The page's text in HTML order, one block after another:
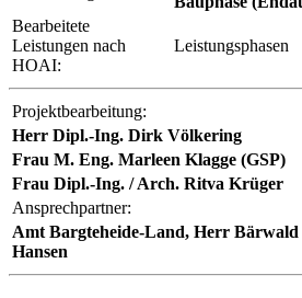
Bearbeitete
Leistungen nach
HOAI:
Leistungsphasen
Projektbearbeitung:
Herr Dipl.-Ing. Dirk Völkering
Frau M. Eng. Marleen Klagge (GSP)
Frau Dipl.-Ing. / Arch. Ritva Krüger
Ansprechpartner:
Amt Bargteheide-Land, Herr Bärwald
Hansen